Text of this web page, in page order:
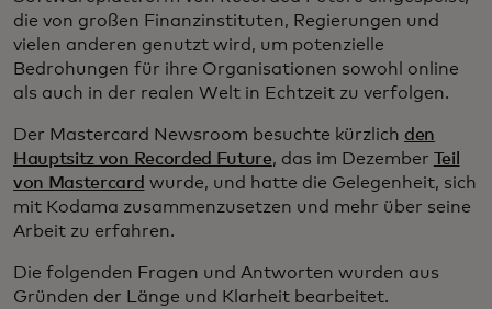
die von großen Finanzinstituten, Regierungen und
vielen anderen genutzt wird, um potenzielle
Bedrohungen für ihre Organisationen sowohl online
als auch in der realen Welt in Echtzeit zu verfolgen.
Der Mastercard Newsroom besuchte kürzlich den
Hauptsitz von Recorded Future, das im Dezember Teil
von Mastercard wurde, und hatte die Gelegenheit, sich
mit Kodama zusammenzusetzen und mehr über seine
Arbeit zu erfahren.
Die folgenden Fragen und Antworten wurden aus
Gründen der Länge und Klarheit bearbeitet.